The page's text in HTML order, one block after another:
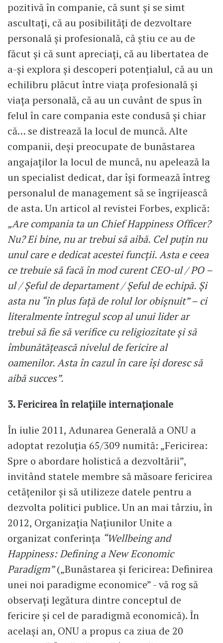
pozitivă în companie, că sunt şi se simt
ascultaţi, că au posibilităţi de dezvoltare
personală şi profesională, că ştiu ce au de
făcut şi că sunt apreciaţi, că au libertatea de
a-şi explora şi descoperi potenţialul, că au un
echilibru plăcut între viaţa profesională şi
viaţa personală, că au un cuvânt de spus în
felul în care compania este condusă şi chiar
că… se distrează la locul de muncă. Alte
companii, deşi preocupate de bunăstarea
angajaţilor la locul de muncă, nu apelează la
un specialist dedicat, dar îşi formează întreg
personalul de management să se îngrijească
de asta. Un articol al revistei Forbes, explică:
„Are compania ta un Chief Happiness Officer?
Nu? Ei bine, nu ar trebui să aibă. Cel puţin nu
unul care e dedicat acestei funcţii. Asta e ceea
ce trebuie să facă în mod curent CEO-ul / PO –
ul / Şeful de departament / Şeful de echipă. Şi
asta nu “în plus faţă de rolul lor obişnuit” – ci
literalmente întregul scop al unui lider ar
trebui să fie să verifice cu religiozitate şi să
îmbunătăţească nivelul de fericire al
oamenilor. Asta în cazul în care îşi doresc să
aibă succes”.
3. Fericirea în relaţiile internaţionale
În iulie 2011, Adunarea Generală a ONU a
adoptat rezoluţia 65/309 numită: „Fericirea:
Spre o abordare holistică a dezvoltării”,
invitând statele membre să măsoare fericirea
cetăţenilor şi să utilizeze datele pentru a
dezvolta politici publice. Un an mai târziu, în
2012, Organizaţia Naţiunilor Unite a
organizat conferinţa “Wellbeing and
Happiness: Defining a New Economic
Paradigm”(„Bunăstarea şi fericirea: Definirea
unei noi paradigme economice” - vă rog să
observaţi legătura dintre conceptul de
fericire şi cel de paradigmă economică). În
acelaşi an, ONU a propus ca ziua de 20